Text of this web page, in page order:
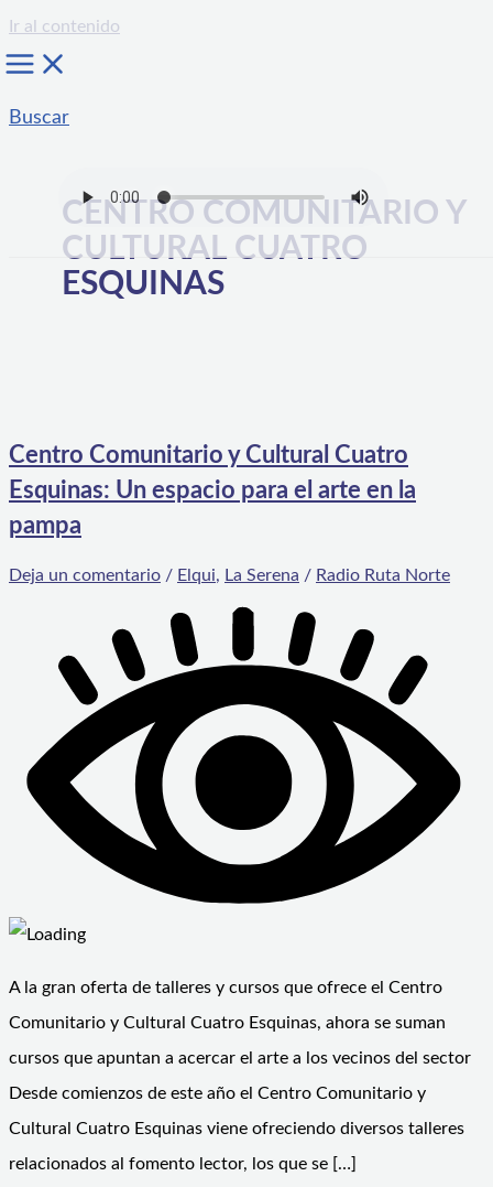
Ir al contenido
Buscar
CENTRO COMUNITARIO Y
CULTURAL CUATRO
ESQUINAS
Centro Comunitario y Cultural Cuatro
Esquinas: Un espacio para el arte en la
pampa
Deja un comentario / Elqui, La Serena / Radio Ruta Norte
A la gran oferta de talleres y cursos que ofrece el Centro
Comunitario y Cultural Cuatro Esquinas, ahora se suman
cursos que apuntan a acercar el arte a los vecinos del sector
Desde comienzos de este año el Centro Comunitario y
Cultural Cuatro Esquinas viene ofreciendo diversos talleres
relacionados al fomento lector, los que se […]